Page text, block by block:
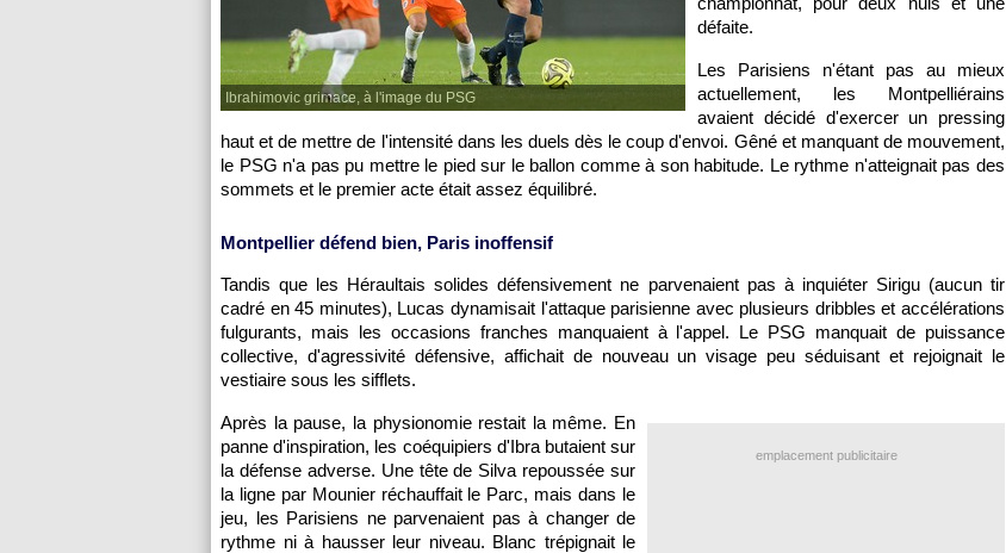
Ibrahimovic grimace, à l'image du PSG
défaite.
Les Parisiens n'étant pas au mieux
actuellement, les Montpelliérains
avaient décidé d'exercer un pressing
haut et de mettre de l'intensité dans les duels dès le coup d'envoi. Gêné et manquant de mouvement,
le PSG n'a pas pu mettre le pied sur le ballon comme à son habitude. Le rythme n'atteignait pas des
sommets et le premier acte était assez équilibré.
Montpellier défend bien, Paris inoffensif
Tandis que les Héraultais solides défensivement ne parvenaient pas à inquiéter Sirigu (aucun tir
cadré en 45 minutes), Lucas dynamisait l'attaque parisienne avec plusieurs dribbles et accélérations
fulgurants, mais les occasions franches manquaient à l'appel. Le PSG manquait de puissance
collective, d'agressivité défensive, affichait de nouveau un visage peu séduisant et rejoignait le
vestiaire sous les sifflets.
emplacement publicitaire
Après la pause, la physionomie restait la même. En
panne d'inspiration, les coéquipiers d'Ibra butaient sur
la défense adverse. Une tête de Silva repoussée sur
la ligne par Mounier réchauffait le Parc, mais dans le
jeu, les Parisiens ne parvenaient pas à changer de
rythme ni à hausser leur niveau. Blanc trépignait le